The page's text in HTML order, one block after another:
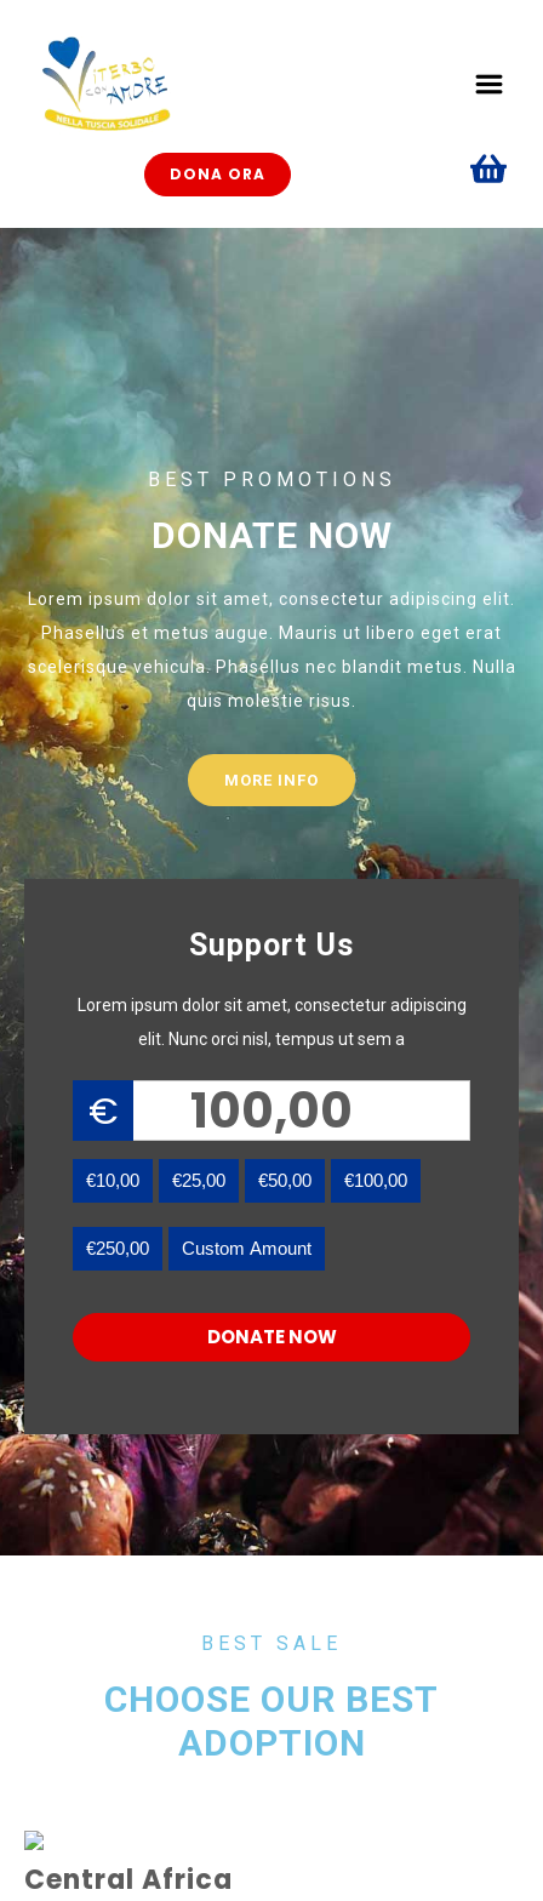
DONA ORA
BEST PROMOTIONS
DONATE NOW
Lorem ipsum dolor sit amet, consectetur adipiscing elit.
Phasellus et metus augue. Mauris ut libero eget erat
scelerisque vehicula. Phasellus nec blandit metus. Nulla
quis molestie risus.
MORE INFO
Support Us
Lorem ipsum dolor sit amet, consectetur adipiscing
elit. Nunc orci nisl, tempus ut sem a
€
€10,00 €25,00 €50,00 €100,00
€250,00 Custom Amount
DONATE NOW
BEST SALE
CHOOSE OUR BEST
ADOPTION
Central Africa